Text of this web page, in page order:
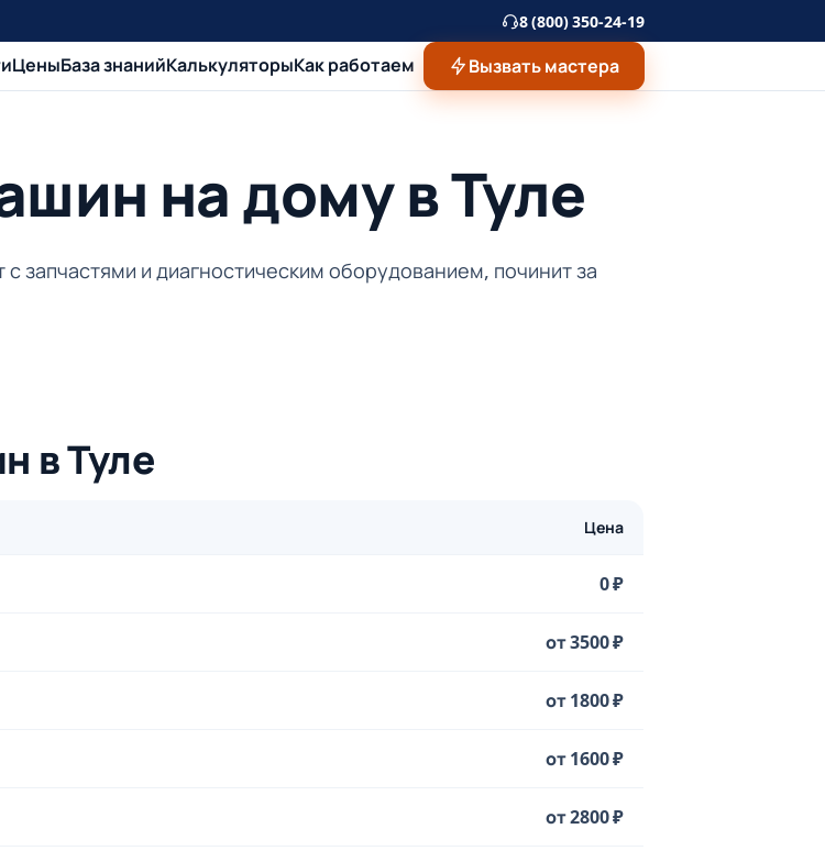
8 (800) 350-24-19
ЦеныБаза знанийКалькуляторыКак работаем Вызвать мастера
на дому в Туле
запчастями и диагностическим оборудованием, починит за
в Туле
Цена
0 ₽
от 3500 ₽
от 1800 ₽
от 1600 ₽
от 2800 ₽